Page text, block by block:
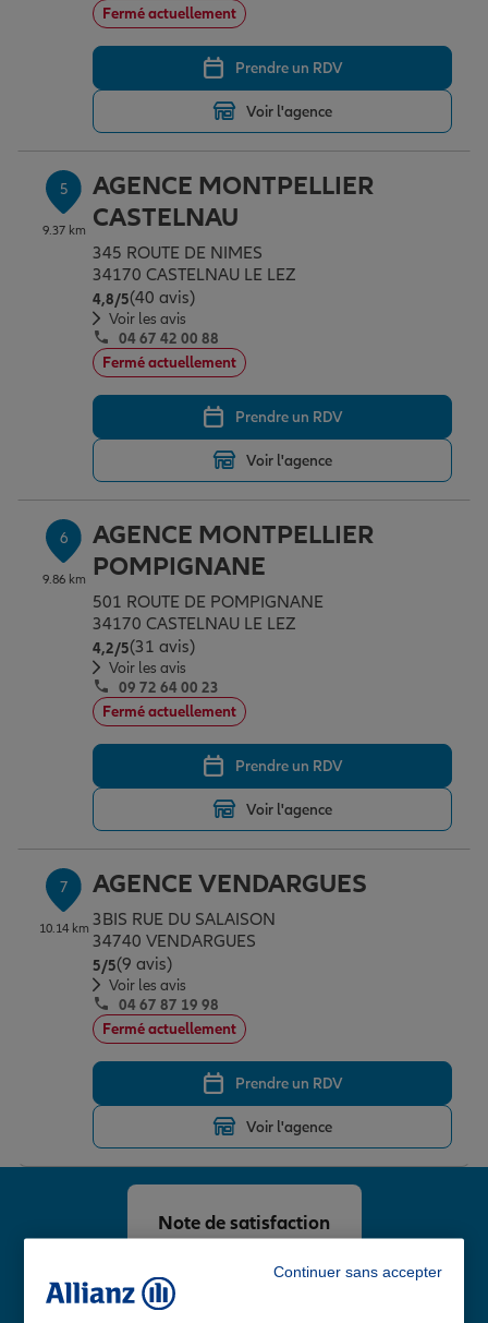
Fermé actuellement
Prendre un RDV
Voir l'agence
5
9.37 km
AGENCE MONTPELLIER
CASTELNAU
345 ROUTE DE NIMES
34170 CASTELNAU LE LEZ
4,8/5Note de 4.8 sur 5
(40 avis)
Voir les avis
04 67 42 00 88
Fermé actuellement
Prendre un RDV
Voir l'agence
6
9.86 km
AGENCE MONTPELLIER
POMPIGNANE
501 ROUTE DE POMPIGNANE
34170 CASTELNAU LE LEZ
4,2/5Note de 4.2 sur 5
(31 avis)
Voir les avis
09 72 64 00 23
Fermé actuellement
Prendre un RDV
Voir l'agence
7
10.14 km
AGENCE VENDARGUES
3BIS RUE DU SALAISON
34740 VENDARGUES
5/5Note de 5 sur 5
(9 avis)
Voir les avis
04 67 87 19 98
Fermé actuellement
Prendre un RDV
Voir l'agence
Note de satisfaction
client chez Allianz
Continuer sans accepter